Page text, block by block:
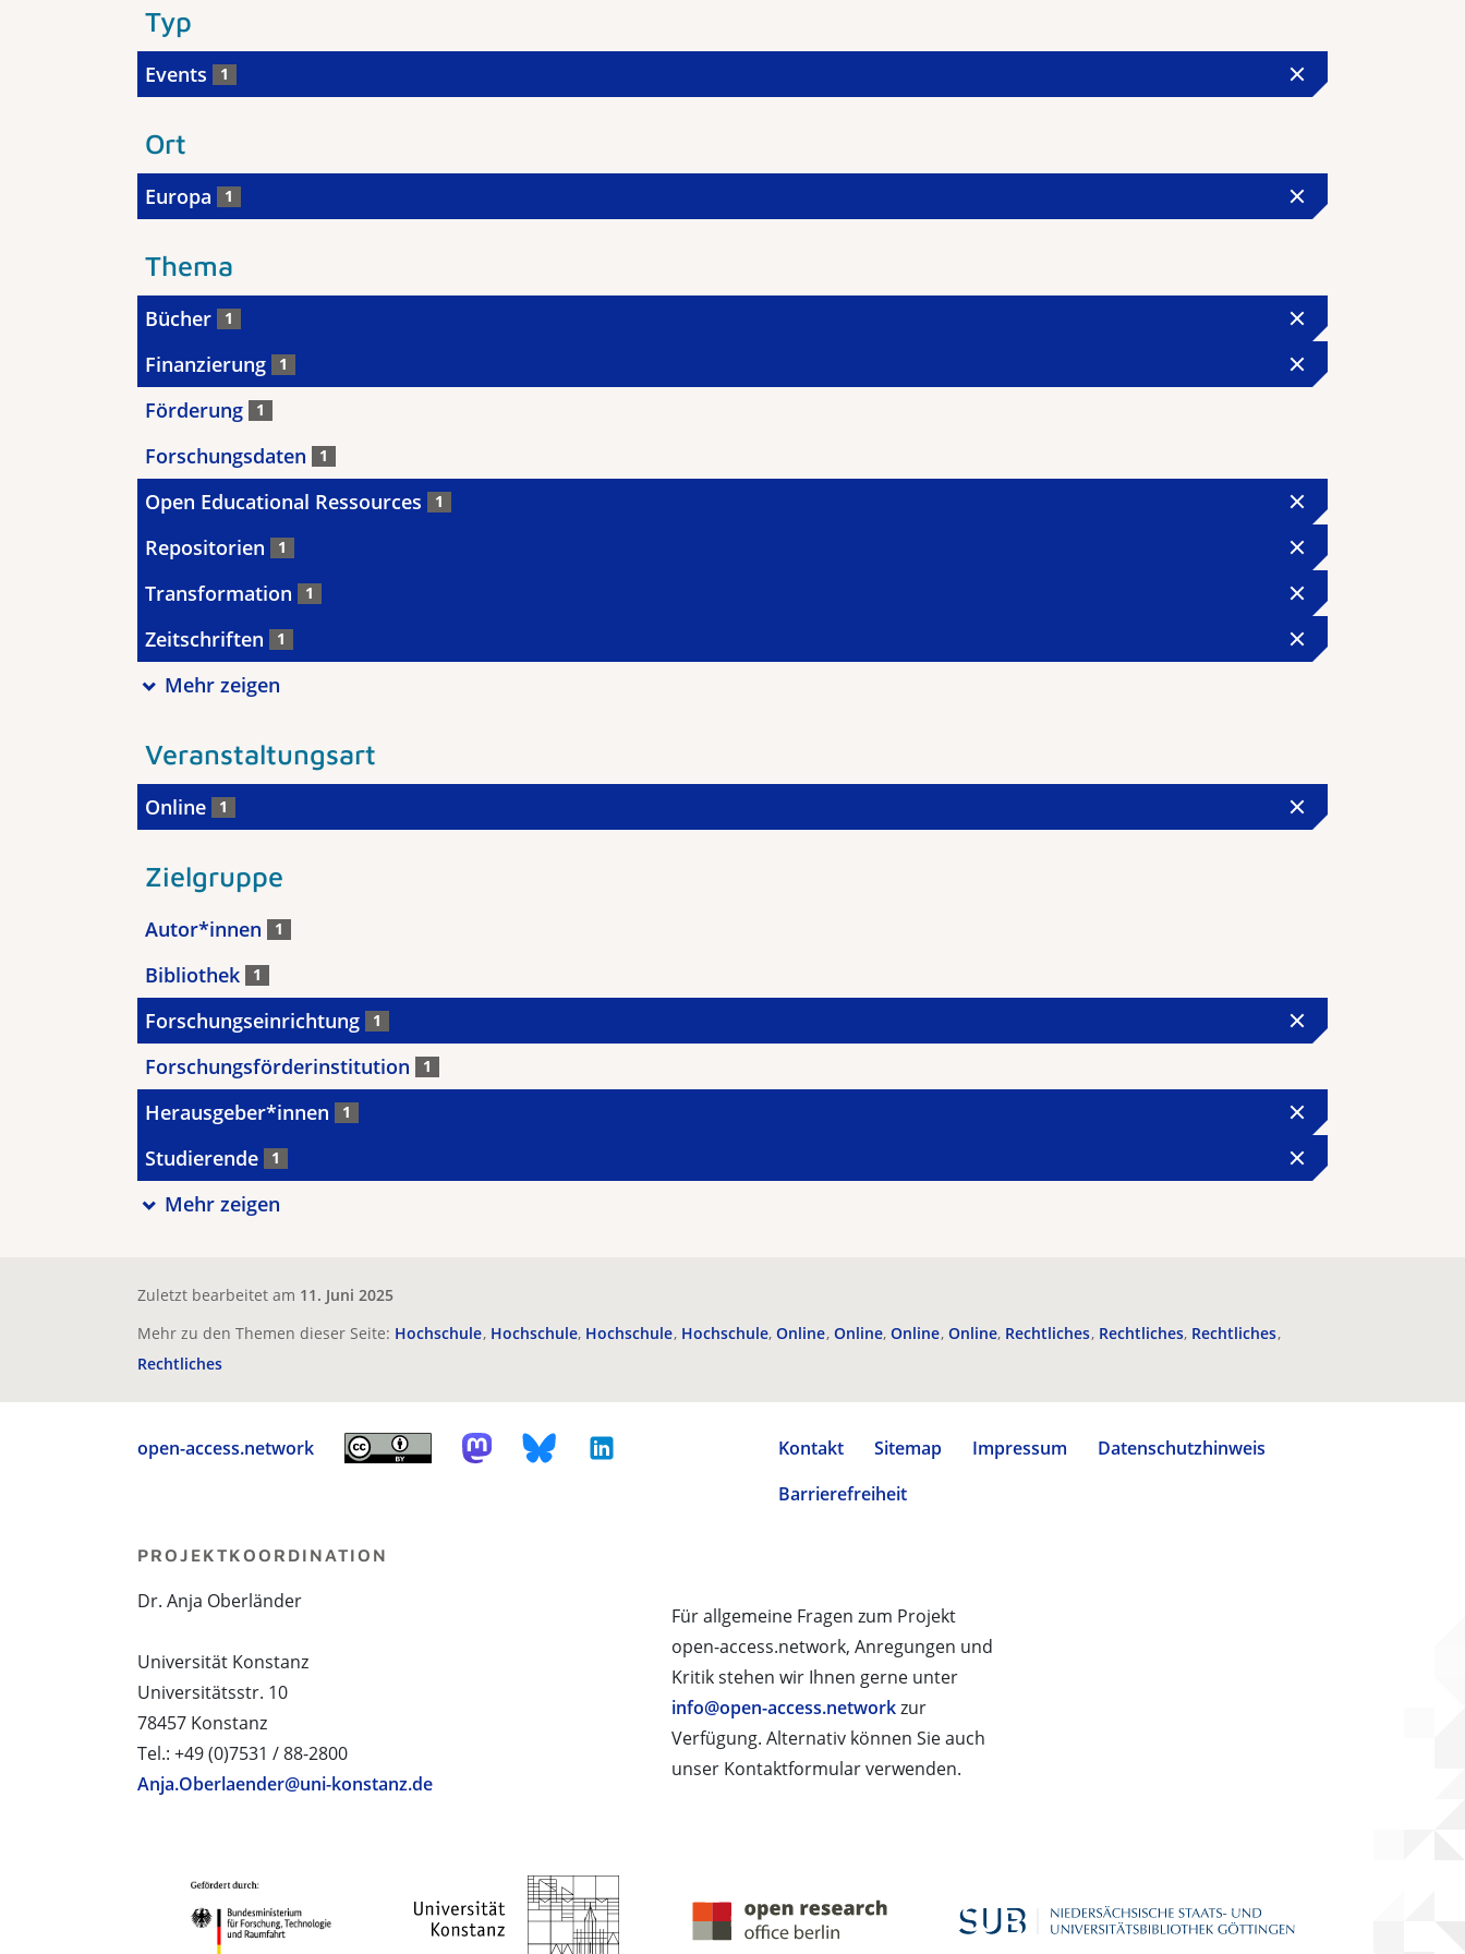
Typ
Events 1
Ort
Europa 1
Thema
Bücher 1
Finanzierung 1
Förderung 1
Forschungsdaten 1
Open Educational Ressources 1
Repositorien 1
Transformation 1
Zeitschriften 1
Mehr zeigen
Veranstaltungsart
Online 1
Zielgruppe
Autor*innen 1
Bibliothek 1
Forschungseinrichtung 1
Forschungsförderinstitution 1
Herausgeber*innen 1
Studierende 1
Mehr zeigen
Zuletzt bearbeitet am 11. Juni 2025
Mehr zu den Themen dieser Seite: Hochschule Hochschule Hochschule Hochschule Online Online Online Online Rechtliches Rechtliches Rechtliches
Rechtliches
open-access.network Kontakt Sitemap Impressum
Datenschutzhinweis
Barrierefreiheit
Für allgemeine Fragen zum Projekt
open-access.network, Anregungen und
Kritik stehen wir Ihnen gerne unter
info@open-access.networkzur
Verfügung. Alternativ können Sie auch
unser Kontaktformular verwenden.
PROJEKTKOORDINATION
Dr. Anja Oberländer
Universität Konstanz
Universitätsstr. 10
78457 Konstanz
Tel.: +49 (0)7531 / 88-2800
Anja.Oberlaender@uni-konstanz.de